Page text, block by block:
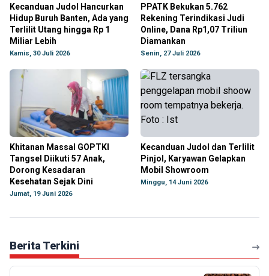
Kecanduan Judol Hancurkan
Hidup Buruh Banten, Ada yang
Terlilit Utang hingga Rp 1
Miliar Lebih
Kamis, 30 Juli 2026
PPATK Bekukan 5.762
Rekening Terindikasi Judi
Online, Dana Rp1,07 Triliun
Diamankan
Senin, 27 Juli 2026
Khitanan Massal GOPTKI
Tangsel Diikuti 57 Anak,
Dorong Kesadaran
Kesehatan Sejak Dini
Jumat, 19 Juni 2026
Kecanduan Judol dan Terlilit
Pinjol, Karyawan Gelapkan
Mobil Showroom
Minggu, 14 Juni 2026
Berita Terkini